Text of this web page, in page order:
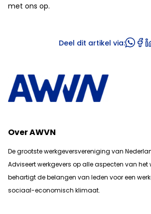
met ons op.
Deel dit artikel via:
Over AWVN
De grootste werkgeversvereniging van
Adviseert werkgevers op alle aspecten van het
behartigt de belangen van leden voor een
sociaal-economisch klimaat.